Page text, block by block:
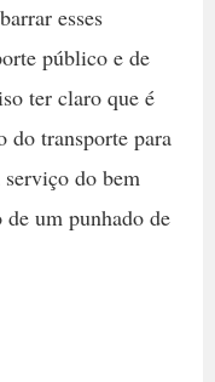
esses
público e de
ter claro que é
do transporte para
do bem
um punhado de